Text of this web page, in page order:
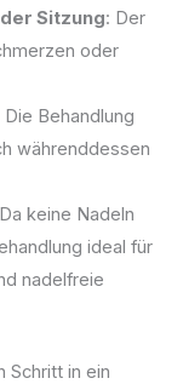
Sitzung: Der
oder
Die Behandlung
währenddessen
keine Nadeln
ideal für
nadelfreie
Schritt in ein